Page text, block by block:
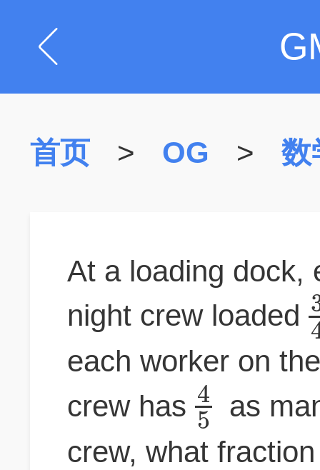
首页 > OG > 数
At a loading dock,
night crew loaded
each worker on
crew has4
5 as
crew, what